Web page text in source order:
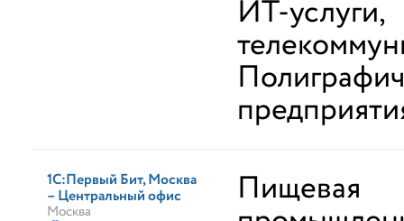
ИТ-услуги,
1С:Первый Бит, Москва
– Центральный офис
Москва
Пищевая